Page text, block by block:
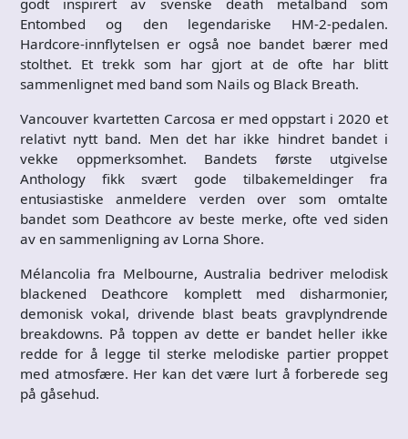
godt inspirert av svenske death metalband som
Entombed og den legendariske HM-2-pedalen.
Hardcore-innflytelsen er også noe bandet bærer med
stolthet. Et trekk som har gjort at de ofte har blitt
sammenlignet med band som Nails og Black Breath.
Vancouver kvartetten Carcosa er med oppstart i 2020 et
relativt nytt band. Men det har ikke hindret bandet i
vekke oppmerksomhet. Bandets første utgivelse
Anthology fikk svært gode tilbakemeldinger fra
entusiastiske anmeldere verden over som omtalte
bandet som Deathcore av beste merke, ofte ved siden
av en sammenligning av Lorna Shore.
Mélancolia fra Melbourne, Australia bedriver melodisk
blackened Deathcore komplett med disharmonier,
demonisk vokal, drivende blast beats gravplyndrende
breakdowns. På toppen av dette er bandet heller ikke
redde for å legge til sterke melodiske partier proppet
med atmosfære. Her kan det være lurt å forberede seg
på gåsehud.